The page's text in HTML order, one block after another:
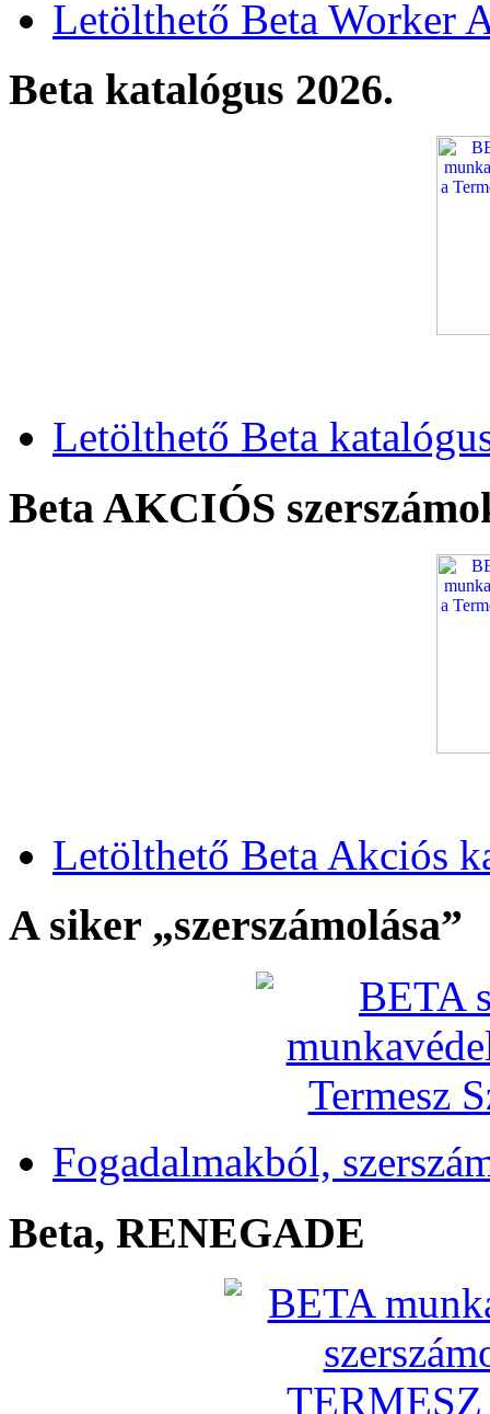
Letölthető Beta Worker
Beta katalógus 2026.
Letölthető Beta
Beta AKCIÓS
Letölthető Beta Akciós
A siker „szerszámolása”
Fogadalmakból,
Beta, RENEGADE